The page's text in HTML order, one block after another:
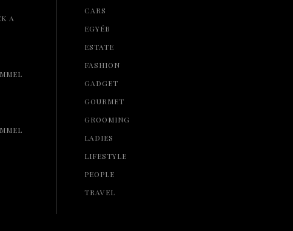
A
CARS
EGYÉB
ESTATE
FASHION
GADGET
GOURMET
GROOMING
LADIES
LIFESTYLE
PEOPLE
TRAVEL